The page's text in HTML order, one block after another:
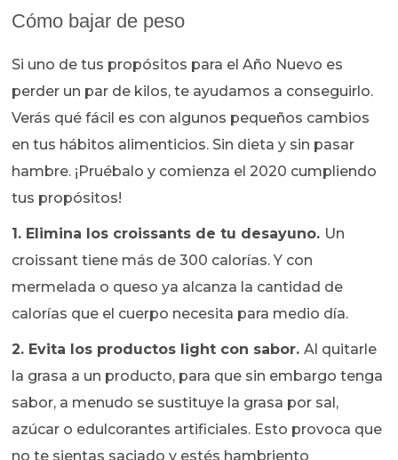
Cómo bajar de peso
Si uno de tus propósitos para el Año Nuevo es
perder un par de kilos, te ayudamos a conseguirlo.
Verás qué fácil es con algunos pequeños cambios
en tus hábitos alimenticios. Sin dieta y sin pasar
hambre. ¡Pruébalo y comienza el 2020 cumpliendo
tus propósitos!
1. Elimina los croissants de tu desayuno. Un
croissant tiene más de 300 calorías. Y con
mermelada o queso ya alcanza la cantidad de
calorías que el cuerpo necesita para medio día.
2. Evita los productos light con sabor.Al quitarle
la grasa a un producto, para que sin embargo tenga
sabor, a menudo se sustituye la grasa por sal,
azúcar o edulcorantes artificiales. Esto provoca que
no te sientas saciado y estés hambriento